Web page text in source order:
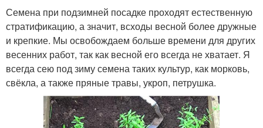
Семена при подзимней посадке проходят естественную
стратификацию, а значит, всходы весной более дружные
и крепкие. Мы освобождаем больше времени для других
весенних работ, так как весной его всегда не хватает. Я
всегда сею под зиму семена таких культур, как морковь,
свёкла, а также пряные травы, укроп, петрушка.